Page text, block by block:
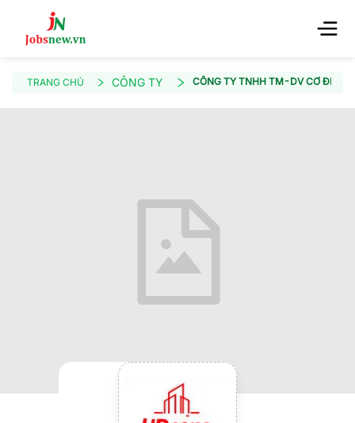
TRANG CHỦ CÔNG TY CÔNG TY TNHH TM-DV CƠ ĐIỆN